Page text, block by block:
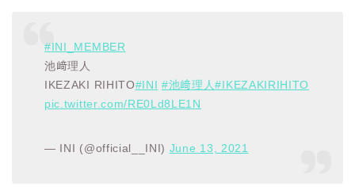
#INI_MEMBER
池﨑理人
IKEZAKI RIHITO#INI #池﨑理人#IKEZAKIRIHITO
pic.twitter.com/RE0Ld8LE1N
— INI (@official__INI) June 13, 2021